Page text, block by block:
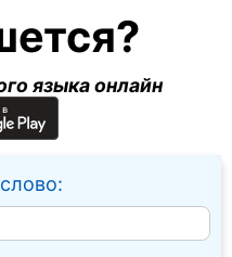
языка онлайн